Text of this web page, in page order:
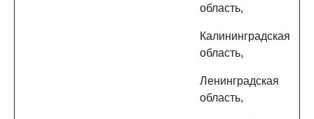
область,
Калининградская
область,
Ленинградская
область,